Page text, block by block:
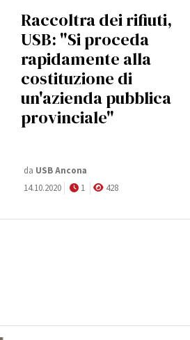
Raccoltra dei rifiuti,
USB: "Si proceda
rapidamente alla
costituzione di
un'azienda pubblica
provinciale"
da USB Ancona
14.10.2020
1 428